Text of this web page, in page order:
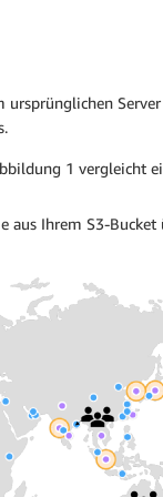
ursprünglichen
1 vergleicht
aus Ihrem S3-